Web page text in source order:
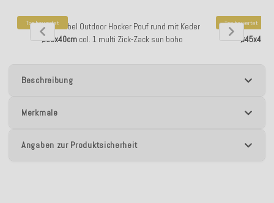
Top bewertet
H.O.C.K. Maribel Outdoor Hocker Pouf rund mit Keder
ø60x40cm col. 1 multi Zick-Zack sun boho
Top bewertet
H.O.C.K.
Beschreibung
Merkmale
Angaben zur Produktsicherheit